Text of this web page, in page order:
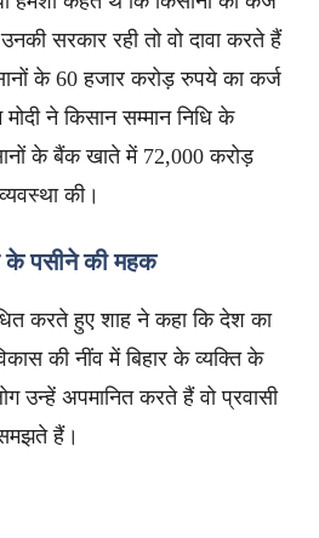
सरकार रही तो वो दावा करते हैं
के 60 हजार करोड़ रुपये का कर्ज
ने किसान सम्मान निधि के
के बैंक खाते में 72,000 करोड़
की।
के पसीने की महक
करते हुए शाह ने कहा कि देश का
की नींव में बिहार के व्यक्ति के
उन्हें अपमानित करते हैं वो प्रवासी
हैं।